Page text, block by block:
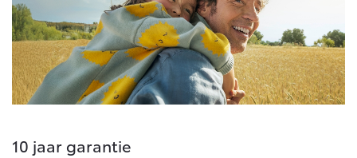
10 jaar garantie